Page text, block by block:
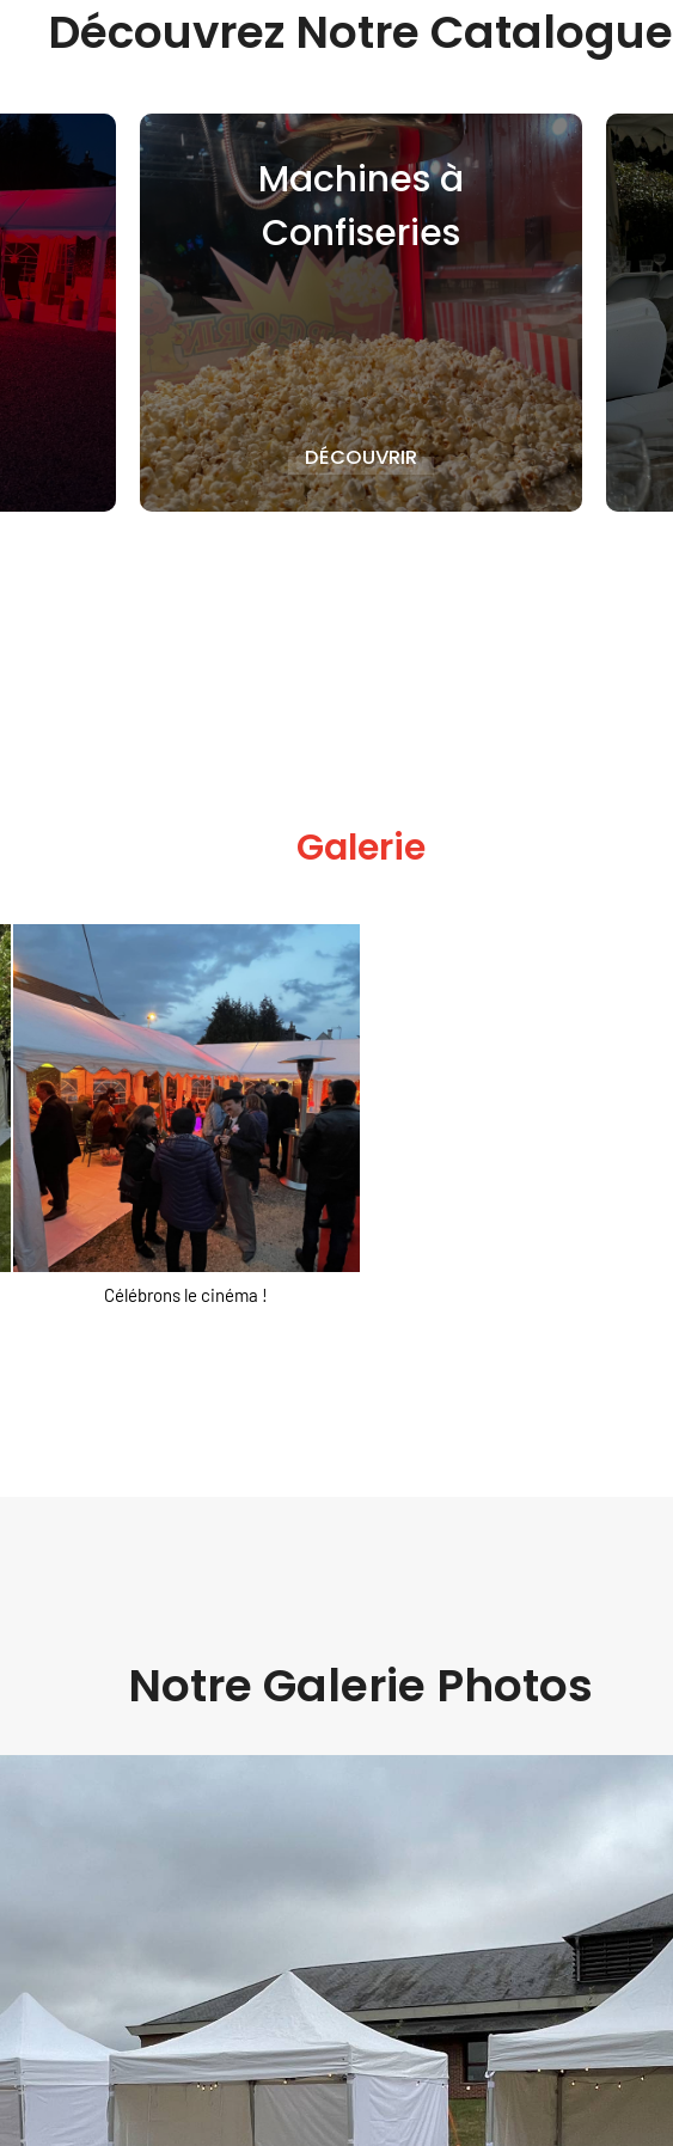
Découvrez Notre Catalogue
à
Vaisselle
DÉCOUVRIR
Galerie
Célébrons le cinéma !
Notre Galerie Photos